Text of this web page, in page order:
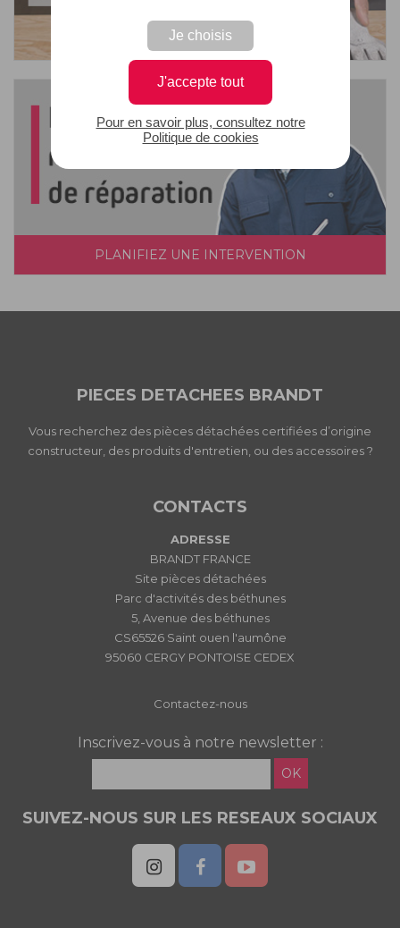
Je choisis
J'accepte tout
Pour en savoir plus, consultez notre
Politique de cookies
PLANIFIEZ UNE INTERVENTION
PIECES DETACHEES BRANDT
Vous recherchez des pièces détachées certifiées d’origine
constructeur, des produits d'entretien, ou des accessoires ?
CONTACTS
ADRESSE
BRANDT FRANCE
Site pièces détachées
Parc d'activités des béthunes
5, Avenue des béthunes
CS65526 Saint ouen l'aumône
95060 CERGY PONTOISE CEDEX
Contactez-nous
Inscrivez-vous à notre newsletter :
OK
SUIVEZ-NOUS SUR LES RESEAUX SOCIAUX